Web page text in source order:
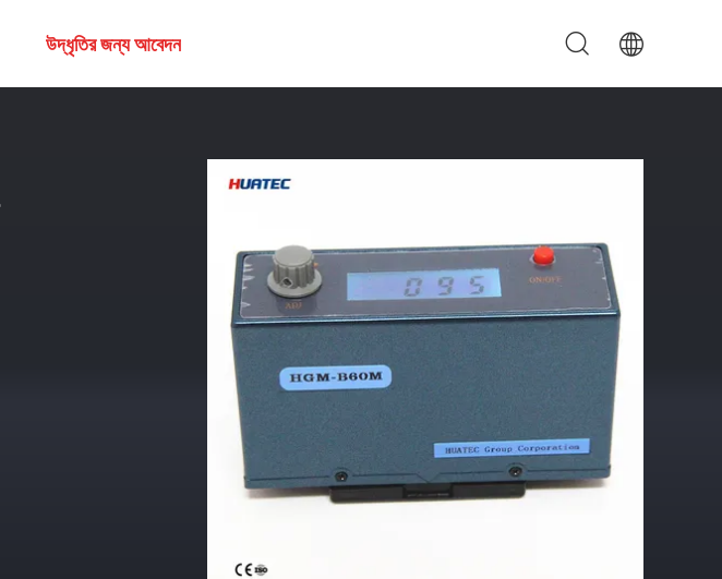
উদ্ধৃতির জন্য আবেদন